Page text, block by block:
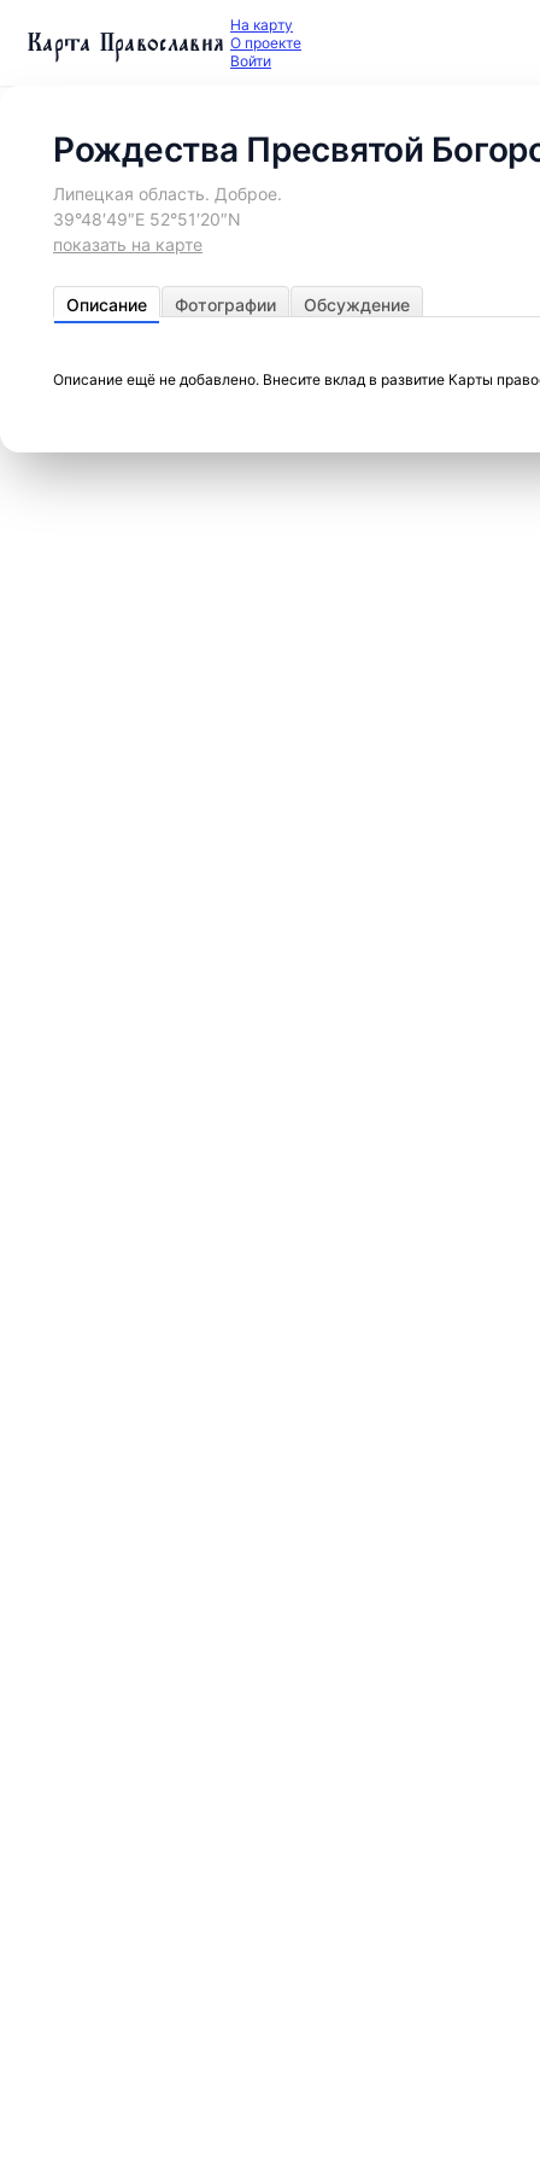
Карта Православия На карту
О проекте
Войти
Рождества Пресвятой
Липецкая область. Доброе.
39°48′49″E 52°51′20″N
показать на карте
Описание Фотографии Обсуждение
Описание ещё не добавлено. Внесите вклад в развитие Карты